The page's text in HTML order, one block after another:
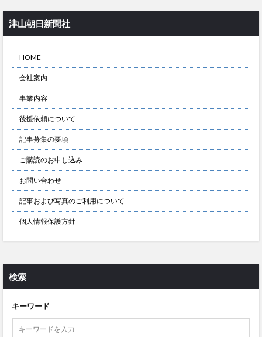
津山朝日新聞社
HOME
会社案内
事業内容
後援依頼について
記事募集の要項
ご購読のお申し込み
お問い合わせ
記事および写真のご利用について
個人情報保護方針
検索
キーワード